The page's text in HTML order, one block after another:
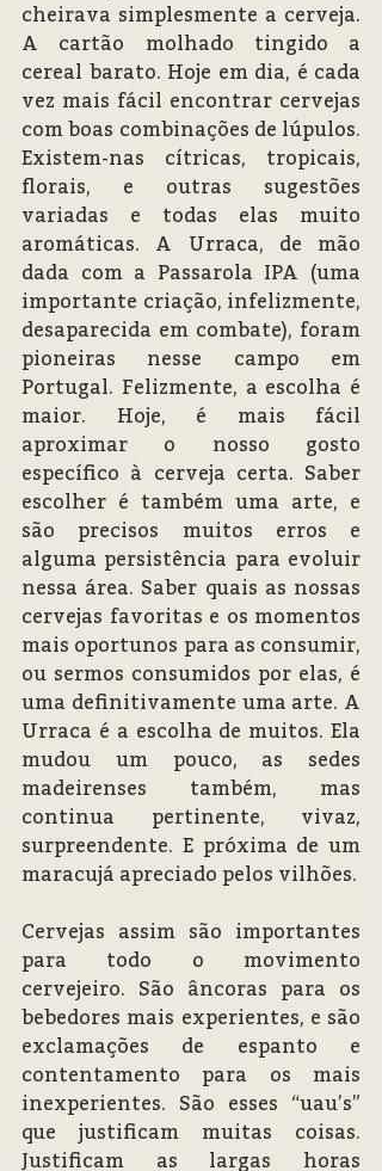
cheirava simplesmente a cerveja.
A cartão molhado tingido a
cereal barato. Hoje em dia, é cada
vez mais fácil encontrar cervejas
com boas combinações de lúpulos.
Existem-nas cítricas, tropicais,
florais, e outras sugestões
variadas e todas elas muito
aromáticas. A Urraca, de mão
dada com a Passarola IPA (uma
importante criação, infelizmente,
desaparecida em combate), foram
pioneiras nesse campo em
Portugal. Felizmente, a escolha é
maior. Hoje, é mais fácil
aproximar o nosso gosto
específico à cerveja certa. Saber
escolher é também uma arte, e
são precisos muitos erros e
alguma persistência para evoluir
nessa área. Saber quais as nossas
cervejas favoritas e os momentos
mais oportunos para as consumir,
ou sermos consumidos por elas, é
uma definitivamente uma arte. A
Urraca é a escolha de muitos. Ela
mudou um pouco, as sedes
madeirenses também, mas
continua pertinente, vivaz,
surpreendente. E próxima de um
maracujá apreciado pelos vilhões.
Cervejas assim são importantes
para todo o movimento
cervejeiro. São âncoras para os
bebedores mais experientes, e são
exclamações de espanto e
contentamento para os mais
inexperientes. São esses “uau’s”
que justificam muitas coisas.
Justificam as largas horas